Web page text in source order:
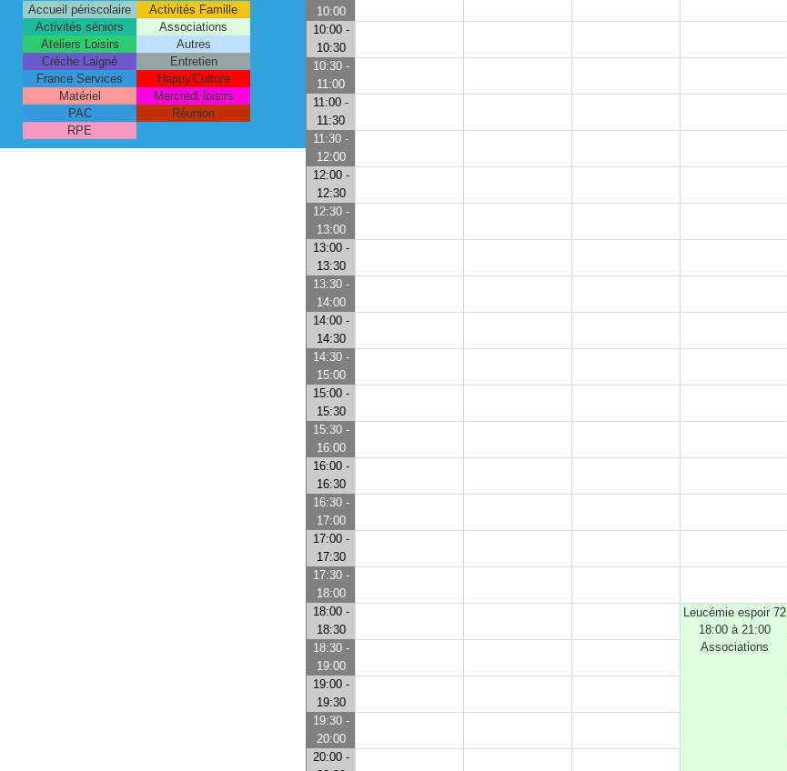
Accueil périscolaire
Activités Famille
Activités séniors
Associations
Ateliers Loisirs
Autres
Crèche Laigné
Entretien
France Services
Happy'Culture
Matériel
Mercredi loisirs
PAC
Réunion
RPE
10:00
10:00 -
10:30
10:30 -
11:00
11:00 -
11:30
11:30 -
12:00
12:00 -
12:30
12:30 -
13:00
13:00 -
13:30
13:30 -
14:00
14:00 -
14:30
14:30 -
15:00
15:00 -
15:30
15:30 -
16:00
16:00 -
16:30
16:30 -
17:00
17:00 -
17:30
17:30 -
18:00
18:00 -
18:30
Leucémie espoir 72
18:00 à 21:00
Associations
18:30 -
19:00
19:00 -
19:30
19:30 -
20:00
20:00 -